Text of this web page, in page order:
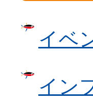
イベ
イン